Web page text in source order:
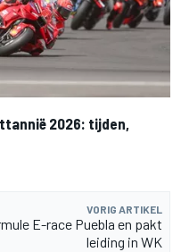
2026: tijden,
VORIG ARTIKEL
E-race Puebla en pakt
leiding in WK